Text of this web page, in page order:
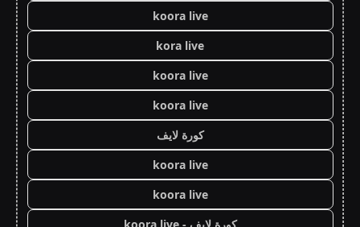
koora live
kora live
koora live
koora live
كورة لايف
koora live
koora live
كورة لايف - koora live